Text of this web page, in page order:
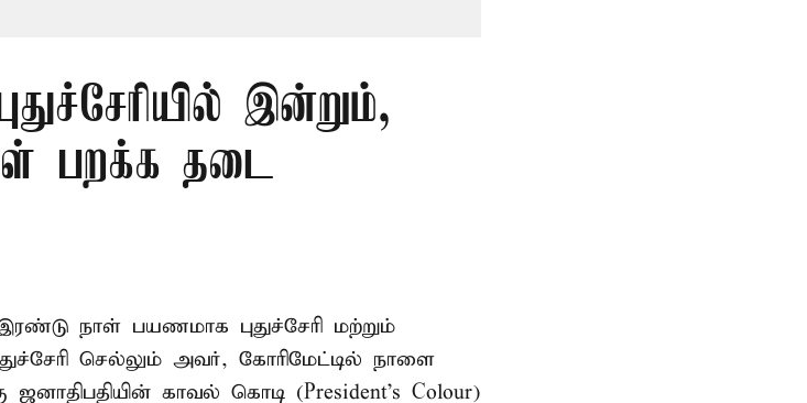
இன்றும்,
பறக்க தடை
நாள் பயணமாக புதுச்சேரி மற்றும்
செல்லும் அவர், கோரிமேட்டில் நாளை
ஜனாதிபதியின் காவல் கொடி (President's Colour)